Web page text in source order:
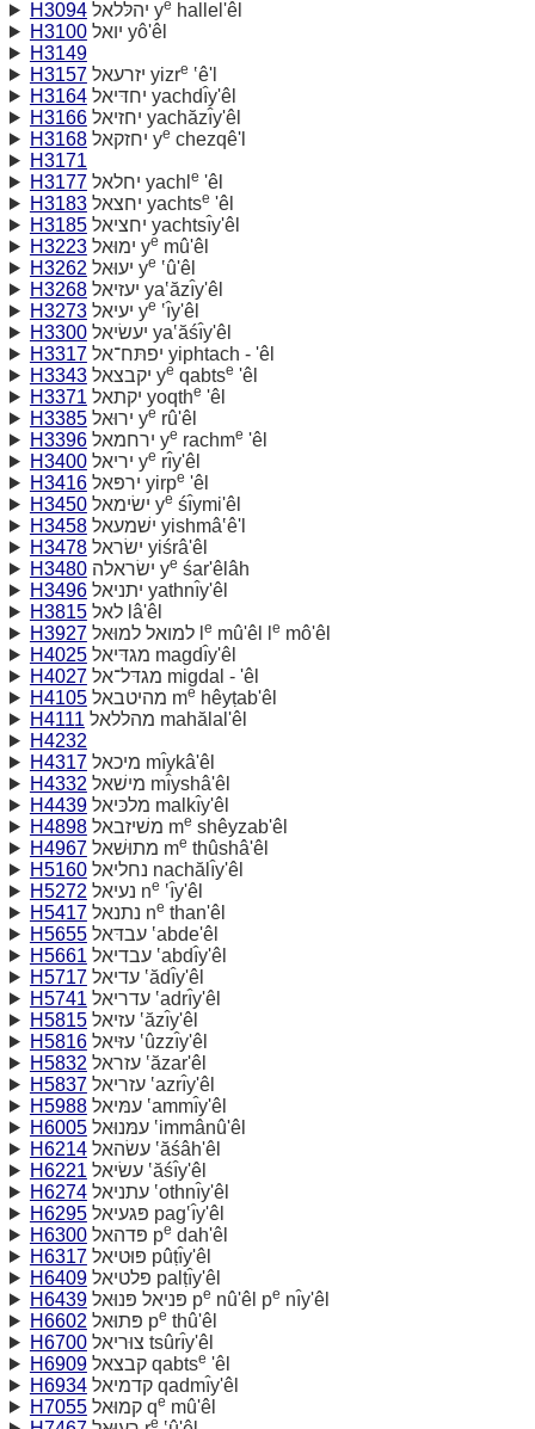
H3094
יהלּלאל ye hallel'êl
H3100
יואל yô'êl
H3149
H3157
יזרעאל yizre ‛ê'l
H3164
יחדּיאל yachdı̂y'êl
H3166
יחזיאל yachăzı̂y'êl
H3168
יחזקאל ye chezqê'l
H3171
H3177
יחלאל yachl e 'êl
H3183
יחצאל yachtse 'êl
H3185
יחציאל yachtsı̂y'êl
H3223
ימוּאל ye mû'êl
H3262
יעוּאל ye ‛û'êl
H3268
יעזיאל ya‛ăzı̂y'êl
H3273
יעיאל ye ‛ı̂y'êl
H3300
יעשׂיאל ya‛ăśı̂y'êl
H3317
יפתּח־אל yiphtach - 'êl
H3343
יקבצאל ye qabtse 'êl
H3371
יקתאל yoqthe 'êl
H3385
ירוּאל ye rû'êl
H3396
ירחמאל ye rachme 'êl
H3400
יריאל ye rı̂y'êl
H3416
ירפּאל yirpe 'êl
H3450
ישׂימאל ye śı̂ymi'êl
H3458
ישׁמעאל yishmâ‛ê'l
H3478
ישׂראל yiśrâ'êl
H3480
ישׂראלה ye śar'êlâh
H3496
יתניאל yathnı̂y'êl
H3815
לאל lâ'êl
H3927
למואל למוּאל l e mû'êl l e mô'êl
H4025
מגדּיאל magdı̂y'êl
H4027
מגדּל־אל migdal - 'êl
H4105
מהיטבאל me hêyṭab'êl
H4111
מהללאל mahălal'êl
H4232
H4317
מיכאל mı̂ykâ'êl
H4332
מישׁאל mı̂yshâ'êl
H4439
מלכּיאל malkı̂y'êl
H4898
משׁיזבאל me shêyzab'êl
H4967
מתוּשׁאל me thûshâ'êl
H5160
נחליאל nachălı̂y'êl
H5272
נעיאל ne ‛ı̂y'êl
H5417
נתנאל ne than'êl
H5655
עבדּאל ‛abde'êl
H5661
עבדיאל ‛abdı̂y'êl
H5717
עדיאל ‛ădı̂y'êl
H5741
עדריאל ‛adrı̂y'êl
H5815
עזיאל ‛ăzı̂y'êl
H5816
עזּיאל ‛ûzzı̂y'êl
H5832
עזראל ‛ăzar'êl
H5837
עזריאל ‛azrı̂y'êl
H5988
עמּיאל ‛ammı̂y'êl
H6005
עמּנוּאל ‛immânû'êl
H6214
עשׂהאל ‛ăśâh'êl
H6221
עשׂיאל ‛ăśı̂y'êl
H6274
עתניאל ‛othnı̂y'êl
H6295
פּגעיאל pag‛ı̂y'êl
H6300
פּדהאל pe dah'êl
H6317
פּוּטיאל pûṭı̂y'êl
H6409
פּלטיאל palṭı̂y'êl
H6439
פּניאל פּנוּאל pe nû'êl pe nı̂y'êl
H6602
פּתוּאל pe thû'êl
H6700
צוּריאל tsûrı̂y'êl
H6909
קבצאל qabtse 'êl
H6934
קדמיאל qadmı̂y'êl
H7055
קמוּאל qe mû'êl
e